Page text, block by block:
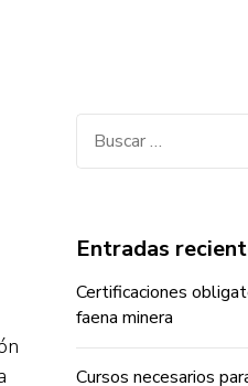
Entradas
Certificaciones
faena minera
Cursos necesarios